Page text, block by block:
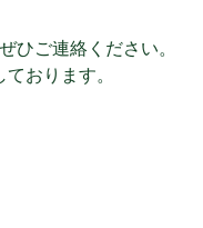
ひご連絡ください。
おります。